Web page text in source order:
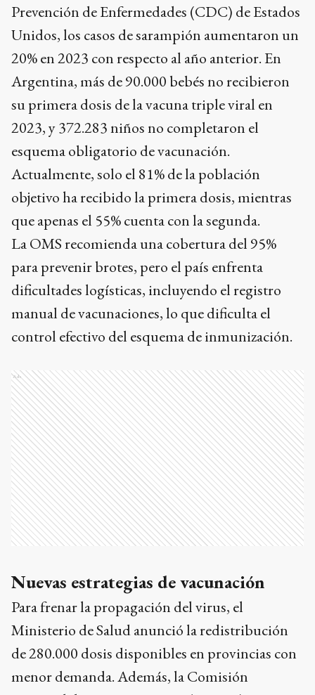
Prevención de Enfermedades (CDC) de Estados
Unidos, los casos de sarampión aumentaron un
20% en 2023 con respecto al año anterior. En
Argentina, más de 90.000 bebés no recibieron
su primera dosis de la vacuna triple viral en
2023, y 372.283 niños no completaron el
esquema obligatorio de vacunación.
Actualmente, solo el 81% de la población
objetivo ha recibido la primera dosis, mientras
que apenas el 55% cuenta con la segunda.
La OMS recomienda una cobertura del 95%
para prevenir brotes, pero el país enfrenta
dificultades logísticas, incluyendo el registro
manual de vacunaciones, lo que dificulta el
control efectivo del esquema de inmunización.
Ads
Nuevas estrategias de vacunación
Para frenar la propagación del virus, el
Ministerio de Salud anunció la redistribución
de 280.000 dosis disponibles en provincias con
menor demanda. Además, la Comisión